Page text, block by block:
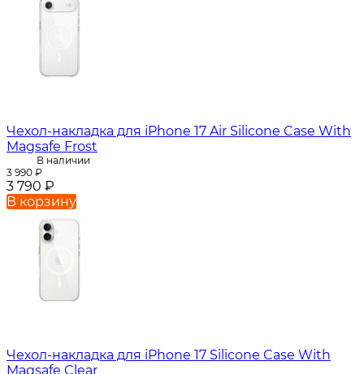
Чехол-накладка для iPhone 17 Air Silicone Case With
Magsafe Frost
В наличии
3 990 ₽
3 790 ₽
В корзину
Чехол-накладка для iPhone 17 Silicone Case With
Magsafe Clear